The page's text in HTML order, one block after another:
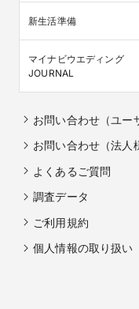
新生活準備
マイナビウエディング
JOURNAL
お問い合わせ（ユー
お問い合わせ（法人
よくあるご質問
調査データ
ご利用規約
個人情報の取り扱い